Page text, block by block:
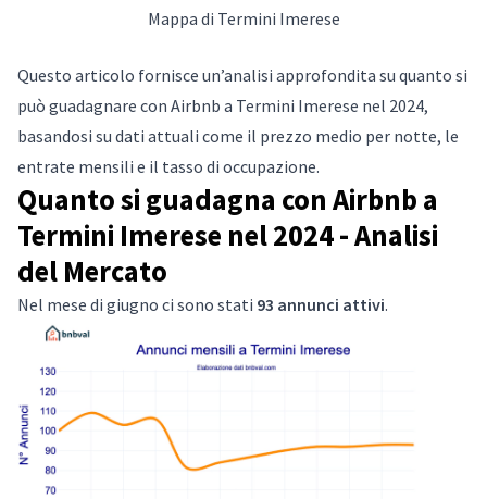
Mappa di Termini Imerese
Questo articolo fornisce un’analisi approfondita su quanto si
può guadagnare con Airbnb a Termini Imerese nel 2024,
basandosi su dati attuali come il prezzo medio per notte, le
entrate mensili e il tasso di occupazione.
Quanto si guadagna con Airbnb a
Termini Imerese nel 2024 - Analisi
del Mercato
Nel mese di giugno ci sono stati 93 annunci attivi.